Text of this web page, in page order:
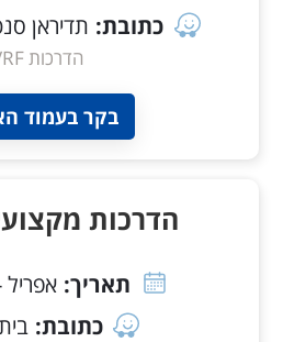
כתובת: תדיראן
הדרכות VRF
בקר בעמוד
הדרכות מקצועיות
תאריך: אפריל -
כתובת: